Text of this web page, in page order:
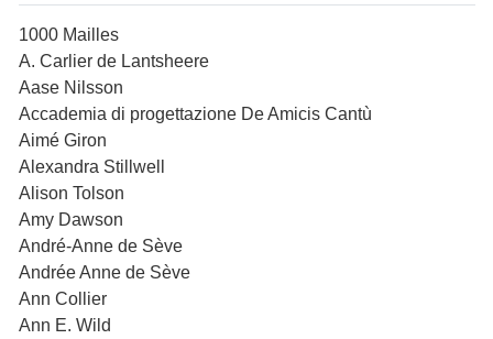
1000 Mailles
A. Carlier de Lantsheere
Aase Nilsson
Accademia di progettazione De Amicis Cantù
Aimé Giron
Alexandra Stillwell
Alison Tolson
Amy Dawson
André-Anne de Sève
Andrée Anne de Sève
Ann Collier
Ann E. Wild